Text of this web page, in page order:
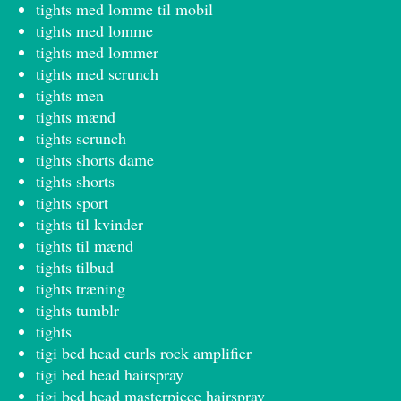
tights med lomme til mobil
tights med lomme
tights med lommer
tights med scrunch
tights men
tights mænd
tights scrunch
tights shorts dame
tights shorts
tights sport
tights til kvinder
tights til mænd
tights tilbud
tights træning
tights tumblr
tights
tigi bed head curls rock amplifier
tigi bed head hairspray
tigi bed head masterpiece hairspray